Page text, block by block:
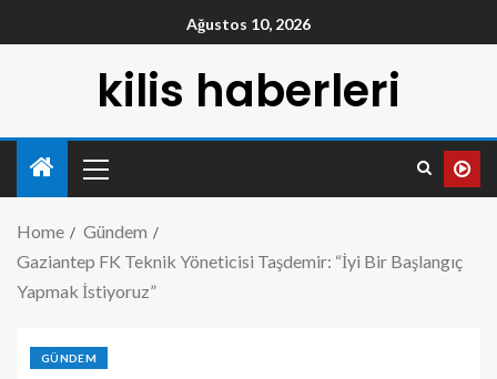
Ağustos 10, 2026
kilis haberleri
Home
Gündem
Gaziantep FK Teknik Yöneticisi Taşdemir: “İyi Bir Başlangıç
Yapmak İstiyoruz”
GÜNDEM